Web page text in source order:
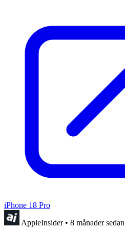
iPhone 18 Pro
AppleInsider • 8 månader sedan